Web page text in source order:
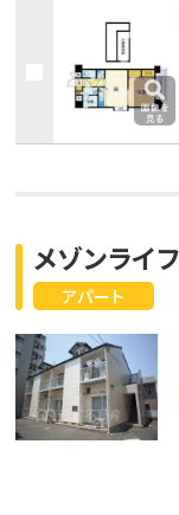
アパート
メゾンライ